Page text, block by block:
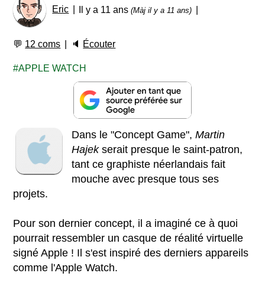
Eric Il y a 11 ans(Màj il y a 11 ans)
💬 12 coms 🔈 Écouter
APPLE WATCH
Dans le "Concept Game",Martin
Hajekserait presque le saint-patron,
tant ce graphiste néerlandais fait
mouche avec presque tous ses
projets.
Pour son dernier concept, il a imaginé ce à quoi
pourrait ressembler un casque de réalité virtuelle
signé Apple ! Il s'est inspiré des derniers appareils
comme l'Apple Watch.